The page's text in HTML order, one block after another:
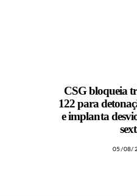
CSG bloqueia
122 para
e implanta
05/08/